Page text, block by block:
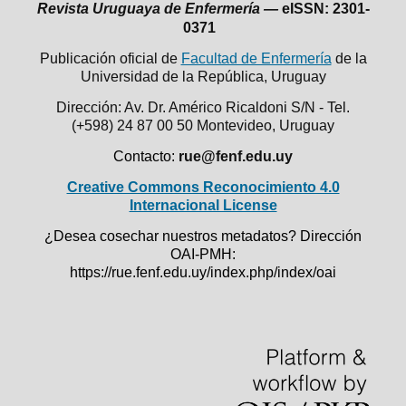
Revista Uruguaya de Enfermería — eISSN: 2301-
0371
Publicación oficial de Facultad de Enfermería de la
Universidad de la República, Uruguay
Dirección: Av. Dr. Américo Ricaldoni S/N - Tel.
(+598) 24 87 00 50 Montevideo, Uruguay
Contacto: rue@fenf.edu.uy
Creative Commons Reconocimiento 4.0
Internacional License
¿Desea cosechar nuestros metadatos? Dirección
OAI-PMH:
https://rue.fenf.edu.uy/index.php/index/oai